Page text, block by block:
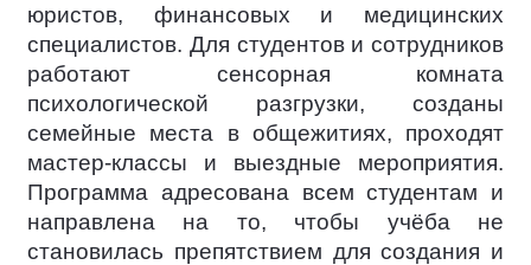
юристов, финансовых и медицинских
специалистов. Для студентов и сотрудников
работают сенсорная комната
психологической разгрузки, созданы
семейные места в общежитиях, проходят
мастер-классы и выездные мероприятия.
Программа адресована всем студентам и
направлена на то, чтобы учёба не
становилась препятствием для создания и